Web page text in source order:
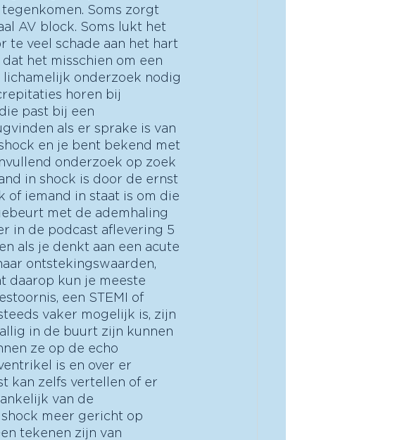
Soms zorgt
AV block. Soms lukt het
te veel schade aan het hart
het misschien om een
lichamelijk onderzoek nodig
horen bij
past bij een
als er sprake is van
en je bent bekend met
onderzoek op zoek
in shock is door de ernst
of iemand in staat is om die
met de ademhaling
in de podcast aflevering 5
als je denkt aan een acute
ontstekingswaarden,
daarop kun je meeste
een STEMI of
vaker mogelijk is, zijn
in de buurt zijn kunnen
ze op de echo
is en over er
kan zelfs vertellen of er
van de
meer gericht op
tekenen zijn van